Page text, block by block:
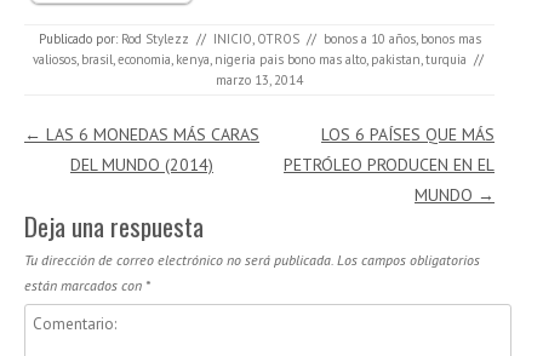
Publicado por: Rod Stylezz // INICIO, OTROS // bonos a 10 años, bonos mas
valiosos, brasil,economia, kenya, nigeria pais bono mas alto, pakistan,turquia //
marzo 13, 2014
Navegación de entradas
← LAS 6 MONEDAS MÁS CARAS
DEL MUNDO (2014)
LOS 6 PAÍSES QUE MÁS
PETRÓLEO PRODUCEN EN EL
MUNDO →
Deja una respuesta
Tu dirección de correo electrónico no será publicada. Los campos obligatorios
están marcados con *